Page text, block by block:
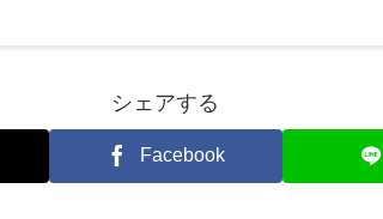
シェアする
Facebook